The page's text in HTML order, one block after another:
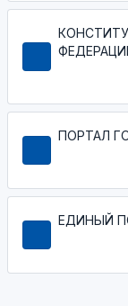
ПОРТАЛ
ЕДИНЫЙ